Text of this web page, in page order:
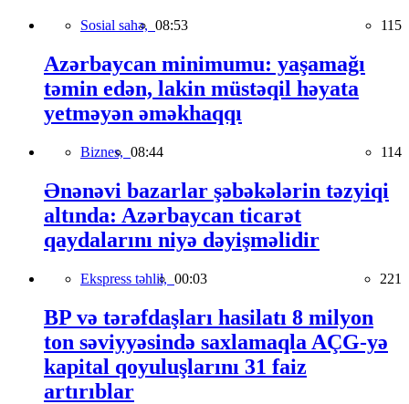
Sosial sahə, 08:53 115
Azərbaycan minimumu: yaşamağı
təmin edən, lakin müstəqil həyata
yetməyən əməkhaqqı
Biznes, 08:44 114
Ənənəvi bazarlar şəbəkələrin təzyiqi
altında: Azərbaycan ticarət
qaydalarını niyə dəyişməlidir
Ekspress təhlil, 00:03 221
BP və tərəfdaşları hasilatı 8 milyon
ton səviyyəsində saxlamaqla AÇG-yə
kapital qoyuluşlarını 31 faiz
artırıblar